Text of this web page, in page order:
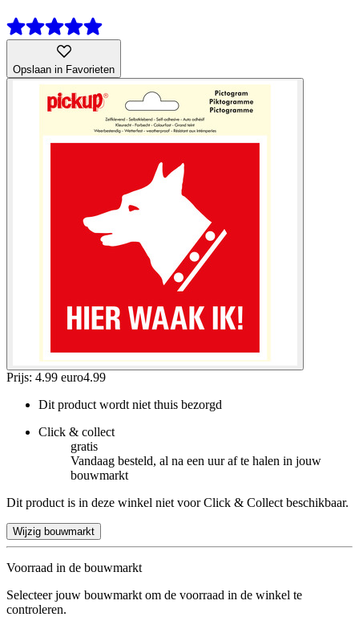
Opslaan in Favorieten
Prijs: 4.99 euro4.99
Dit product wordt niet thuis bezorgd
Click & collect
gratis
Vandaag besteld, al na een uur af te halen in jouw
bouwmarkt
Dit product is in deze winkel niet voor Click & Collect beschikbaar.
Wijzig bouwmarkt
Voorraad in de bouwmarkt
Selecteer jouw bouwmarkt om de voorraad in de winkel te
controleren.